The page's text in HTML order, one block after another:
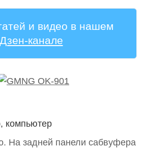
и видео в нашем
Дзен-канале
компьютер
На задней панели сабвуфера